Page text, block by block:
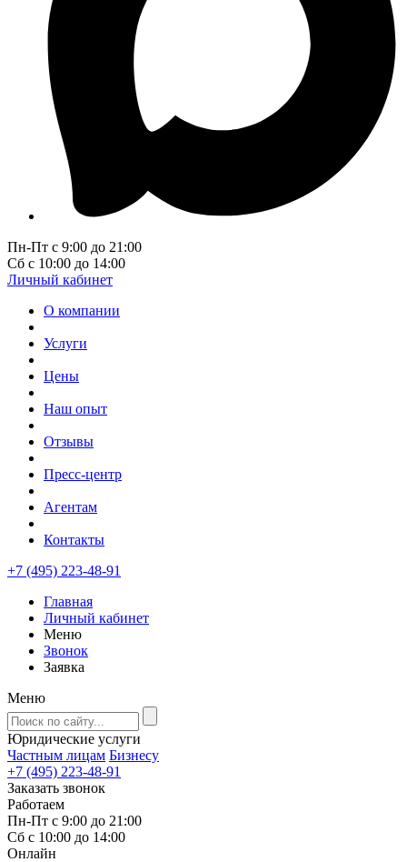
Пн-Пт с 9:00 до 21:00
Сб с 10:00 до 14:00
Личный кабинет
О компании
Услуги
Цены
Наш опыт
Отзывы
Пресс-центр
Агентам
Контакты
+7 (495) 223-48-91
Главная
Личный кабинет
Меню
Звонок
Заявка
Меню
Юридические услуги
Частным лицам Бизнесу
+7 (495) 223-48-91
Заказать звонок
Работаем
Пн-Пт с 9:00 до 21:00
Сб с 10:00 до 14:00
Онлайн